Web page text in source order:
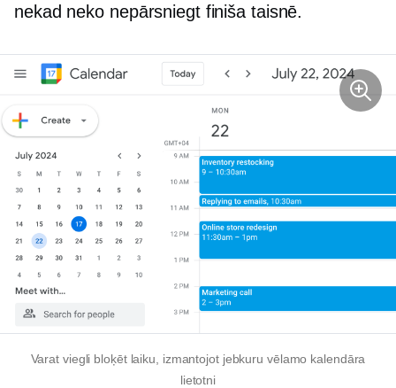
nekad neko nepārsniegt finiša taisnē.
Varat viegli bloķēt laiku, izmantojot jebkuru vēlamo kalendāra
lietotni